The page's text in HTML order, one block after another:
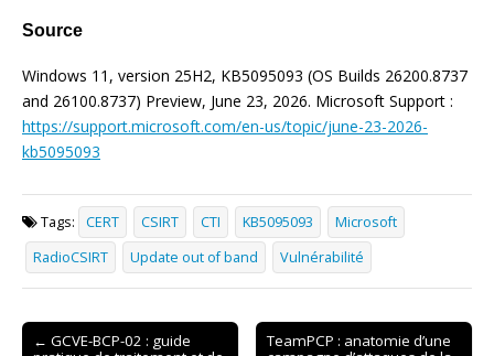
Source
Windows 11, version 25H2, KB5095093 (OS Builds 26200.8737
and 26100.8737) Preview, June 23, 2026. Microsoft Support :
https://support.microsoft.com/en-us/topic/june-23-2026-
kb5095093
Tags: CERT CSIRT CTI KB5095093
Microsoft
RadioCSIRT
Update out of band Vulnérabilité
Post
← GCVE-BCP-02 : guide
TeamPCP : anatomie d’une